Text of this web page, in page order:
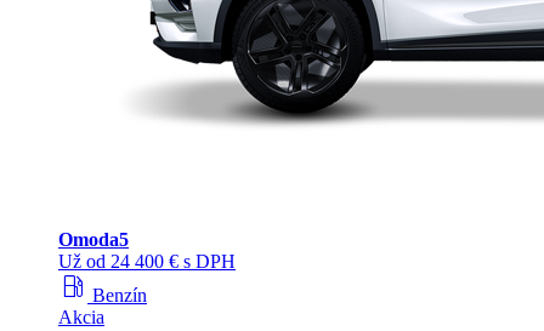
Omoda5
Už od 24 400 € s DPH
local_gas_station Benzín
Akcia